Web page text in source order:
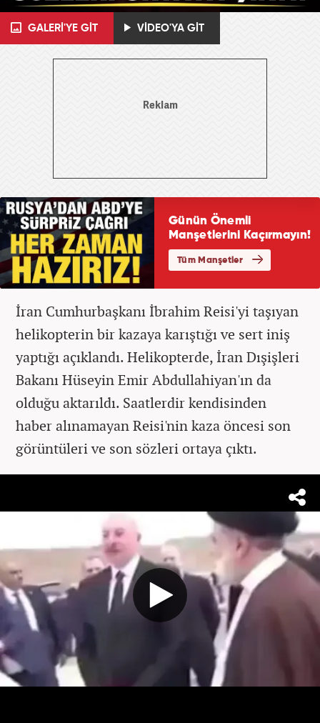
GALERİ'YE GİT VİDEO'YA GİT
İran Cumhurbaşkanı İbrahim Reisi'yi taşıyan
helikopterin bir kazaya karıştığı ve sert iniş
yaptığı açıklandı. Helikopterde, İran Dışişleri
Bakanı Hüseyin Emir Abdullahiyan'ın da
olduğu aktarıldı. Saatlerdir kendisinden
haber alınamayan Reisi'nin kaza öncesi son
görüntüleri ve son sözleri ortaya çıktı.